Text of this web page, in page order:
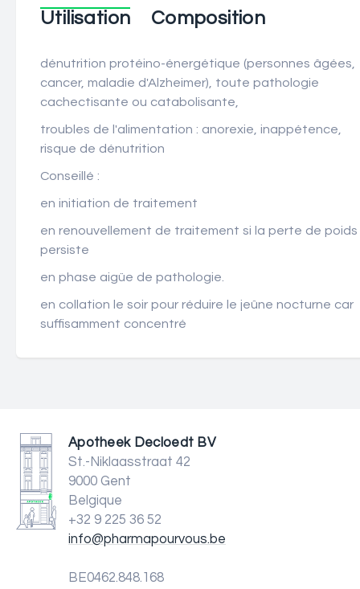
Utilisation
Composition
dénutrition protéino-énergétique (personnes âgées,
cancer, maladie d'Alzheimer), toute pathologie
cachectisante ou catabolisante,
troubles de l'alimentation : anorexie, inappétence,
risque de dénutrition
Conseillé :
en initiation de traitement
en renouvellement de traitement si la perte de poids
persiste
en phase aigüe de pathologie.
en collation le soir pour réduire le jeûne nocturne car
suffisamment concentré
Apotheek Decloedt BV
St.-Niklaasstraat 42
9000 Gent
Belgique
+32 9 225 36 52
info@pharmapourvous.be
BE0462.848.168